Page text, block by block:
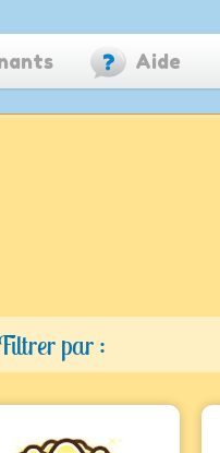
Aide
par :